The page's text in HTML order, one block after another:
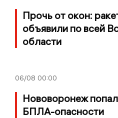
Прочь от окон:
объявили по всей
области
06/08 00:00
Нововоронеж
БПЛА-опасности